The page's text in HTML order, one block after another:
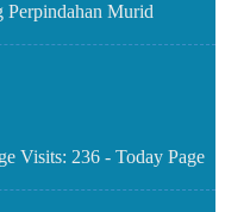
Perpindahan Murid
Visits: 236 - Today Page